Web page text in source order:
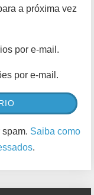
a próxima vez
por e-mail.
por e-mail.
Saiba como
.